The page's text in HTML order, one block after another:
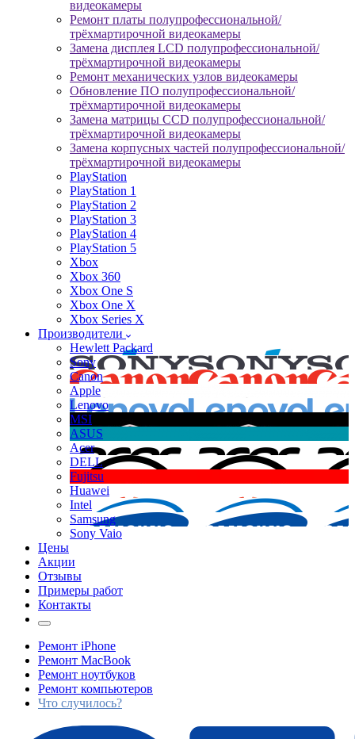
видеокамеры
Ремонт платы полупрофессиональной/
трёхмартирочной видеокамеры
Замена дисплея LCD полупрофессиональной/
трёхмартирочной видеокамеры
Ремонт механических узлов видеокамеры
Обновление ПО полупрофессиональной/
трёхмартирочной видеокамеры
Замена матрицы CCD полупрофессиональной/
трёхмартирочной видеокамеры
Замена корпусных частей полупрофессиональной/
трёхмартирочной видеокамеры
PlayStation
PlayStation 1
PlayStation 2
PlayStation 3
PlayStation 4
PlayStation 5
Xbox
Xbox 360
Xbox One S
Xbox One X
Xbox Series X
Производители
Hewlett Packard
Sony
Canon
Apple
Lenovo
MSI
ASUS
Acer
DELL
Fujitsu
Huawei
Intel
Samsung
Sony Vaio
Цены
Акции
Отзывы
Примеры работ
Контакты
Ремонт iPhone
Ремонт MacBook
Ремонт ноутбуков
Ремонт компьютеров
Что случилось?